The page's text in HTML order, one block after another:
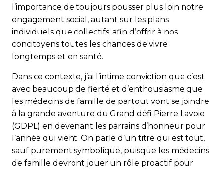
l’importance de toujours pousser plus loin notre
engagement social, autant sur les plans
individuels que collectifs, afin d’offrir à nos
concitoyens toutes les chances de vivre
longtemps et en santé.
Dans ce contexte, j’ai l’intime conviction que c’est
avec beaucoup de fierté et d’enthousiasme que
les médecins de famille de partout vont se joindre
à la grande aventure du Grand défi Pierre Lavoie
(GDPL) en devenant les parrains d’honneur pour
l’année qui vient. On parle d’un titre qui est tout,
sauf purement symbolique, puisque les médecins
de famille devront jouer un rôle proactif pour